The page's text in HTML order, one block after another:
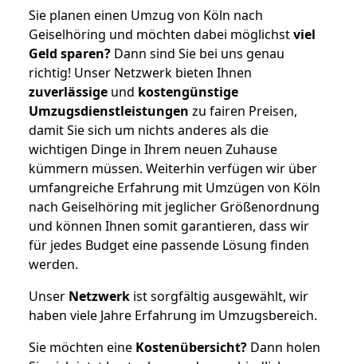
Sie planen einen Umzug von Köln nach
Geiselhöring und möchten dabei möglichstviel
Geld sparen? Dann sind Sie bei uns genau
richtig! Unser Netzwerk bieten Ihnen
zuverlässige und kostengünstige
Umzugsdienstleistungen zu fairen Preisen,
damit Sie sich um nichts anderes als die
wichtigen Dinge in Ihrem neuen Zuhause
kümmern müssen. Weiterhin verfügen wir über
umfangreiche Erfahrung mit Umzügen von Köln
nach Geiselhöring mit jeglicher Größenordnung
und können Ihnen somit garantieren, dass wir
für jedes Budget eine passende Lösung finden
werden.
Unser Netzwerk ist sorgfältig ausgewählt, wir
haben viele Jahre Erfahrung im Umzugsbereich.
Sie möchten eine Kostenübersicht? Dann holen